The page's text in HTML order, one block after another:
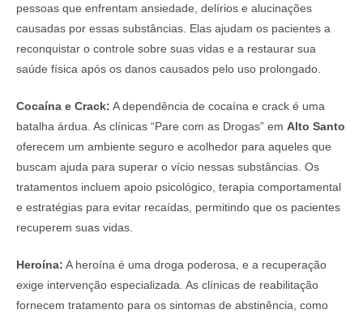
pessoas que enfrentam ansiedade, delírios e alucinações
causadas por essas substâncias. Elas ajudam os pacientes a
reconquistar o controle sobre suas vidas e a restaurar sua
saúde física após os danos causados pelo uso prolongado.
Cocaína e Crack: A dependência de cocaína e crack é uma
batalha árdua. As clínicas “Pare com as Drogas” em Alto Santo
oferecem um ambiente seguro e acolhedor para aqueles que
buscam ajuda para superar o vício nessas substâncias. Os
tratamentos incluem apoio psicológico, terapia comportamental
e estratégias para evitar recaídas, permitindo que os pacientes
recuperem suas vidas.
Heroína: A heroína é uma droga poderosa, e a recuperação
exige intervenção especializada. As clínicas de reabilitação
fornecem tratamento para os sintomas de abstinência, como